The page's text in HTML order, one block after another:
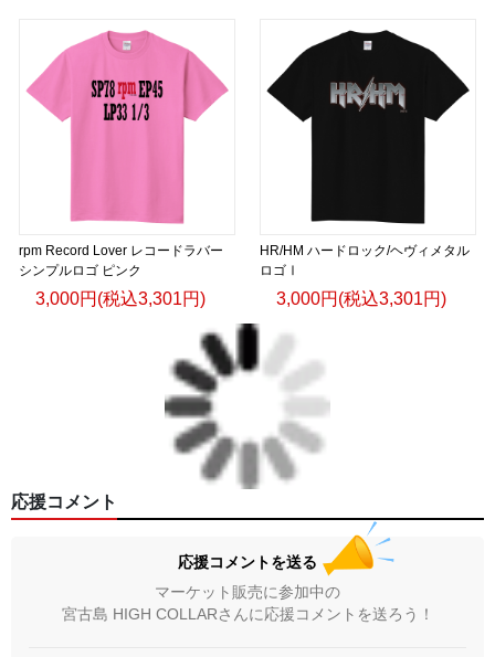
rpm Record Lover レコードラバー
シンプルロゴ ピンク
3,000円(税込3,301円)
HR/HM ハードロック/ヘヴィメタル
ロゴⅠ
3,000円(税込3,301円)
応援コメント
応援コメントを送る
マーケット販売に参加中の
宮古島 HIGH COLLARさんに応援コメントを送ろう！